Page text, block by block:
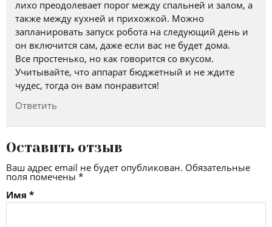
лихо преодолевает порог между спальней и залом, а
также между кухней и прихожкой. Можно
запланировать запуск робота на следующий день и
он включится сам, даже если вас не будет дома.
Все простенько, но как говорится со вкусом.
Учитывайте, что аппарат бюджетный и не ждите
чудес, тогда он вам понравится!
Ответить
Оставить отзыв
Ваш адрес email не будет опубликован. Обязательные
поля помечены *
Имя *